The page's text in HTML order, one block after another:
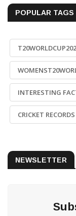
POPULAR TAGS
INTERESTING
CRICKET RECORDS
NEWSLETTER